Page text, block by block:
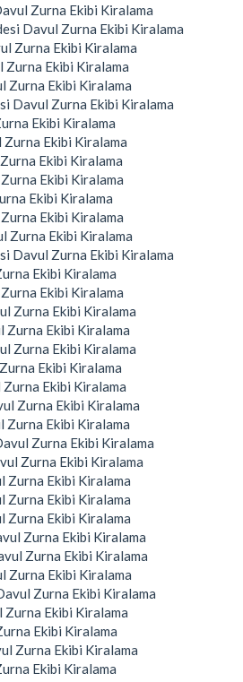
Zurna Ekibi Kiralama
Davul Zurna Ekibi Kiralama
Zurna Ekibi Kiralama
Zurna Ekibi Kiralama
Zurna Ekibi Kiralama
Davul Zurna Ekibi Kiralama
Ekibi Kiralama
Zurna Ekibi Kiralama
Ekibi Kiralama
Ekibi Kiralama
Ekibi Kiralama
Ekibi Kiralama
Zurna Ekibi Kiralama
Davul Zurna Ekibi Kiralama
Ekibi Kiralama
Ekibi Kiralama
Zurna Ekibi Kiralama
Zurna Ekibi Kiralama
Zurna Ekibi Kiralama
Ekibi Kiralama
Ekibi Kiralama
Zurna Ekibi Kiralama
Zurna Ekibi Kiralama
Zurna Ekibi Kiralama
Zurna Ekibi Kiralama
Zurna Ekibi Kiralama
Zurna Ekibi Kiralama
Zurna Ekibi Kiralama
Zurna Ekibi Kiralama
Zurna Ekibi Kiralama
Zurna Ekibi Kiralama
Zurna Ekibi Kiralama
Zurna Ekibi Kiralama
Ekibi Kiralama
Zurna Ekibi Kiralama
Ekibi Kiralama